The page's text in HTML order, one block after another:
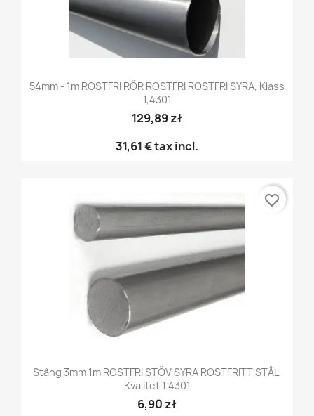
54mm - 1m ROSTFRI RÖR ROSTFRI ROSTFRI SYRA, Klass
1,4301
129,89 zł
31,61 €tax incl.
Stång 3mm 1m ROSTFRI STÖV SYRA ROSTFRITT STÅL,
Kvalitet 1.4301
6,90 zł
favorite_border